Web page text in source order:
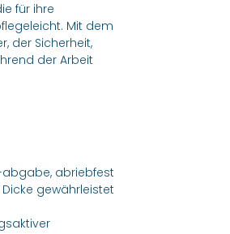
für ihre
Mit dem
der Sicherheit,
der Arbeit
-abgabe, abriebfest
gewährleistet